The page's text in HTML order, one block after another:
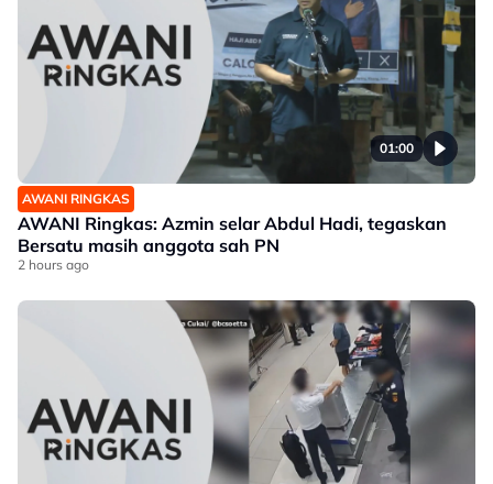
01:00
AWANI RINGKAS
AWANI Ringkas: Azmin selar Abdul Hadi, tegaskan
Bersatu masih anggota sah PN
2 hours ago